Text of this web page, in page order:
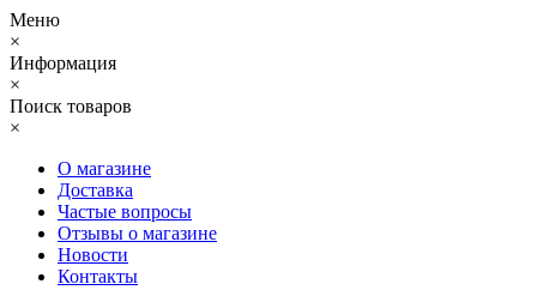
Меню
×
Информация
×
Поиск товаров
×
О магазине
Доставка
Частые вопросы
Отзывы о магазине
Новости
Контакты